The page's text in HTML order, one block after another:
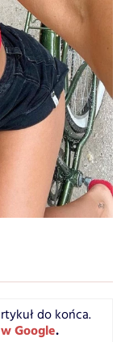
do końca.
Google.